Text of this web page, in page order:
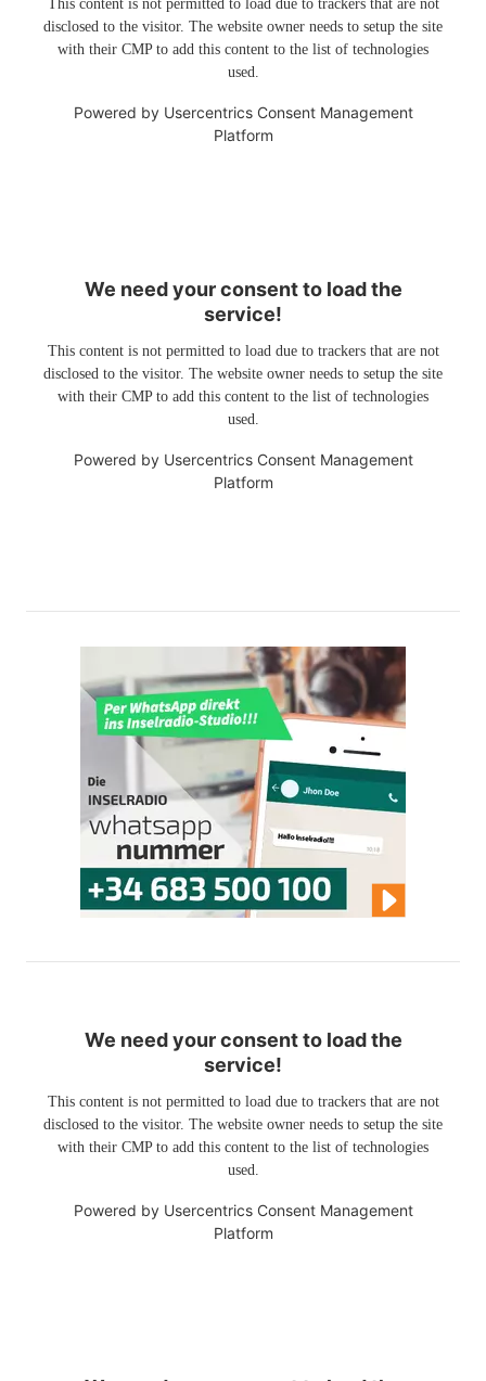
This content is not permitted to load due to trackers that are not
disclosed to the visitor. The website owner needs to setup the site
with their CMP to add this content to the list of technologies
used.
Powered by Usercentrics Consent Management
Platform
We need your consent to load the
service!
This content is not permitted to load due to trackers that are not
disclosed to the visitor. The website owner needs to setup the site
with their CMP to add this content to the list of technologies
used.
Powered by Usercentrics Consent Management
Platform
We need your consent to load the
service!
This content is not permitted to load due to trackers that are not
disclosed to the visitor. The website owner needs to setup the site
with their CMP to add this content to the list of technologies
used.
Powered by Usercentrics Consent Management
Platform